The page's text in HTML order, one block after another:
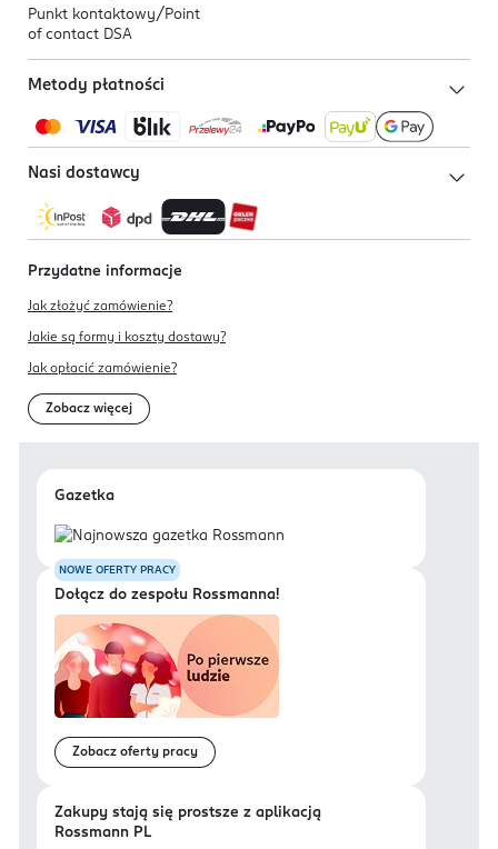
Punkt kontaktowy/ Point
of contact DSA
Metody płatności
Nasi dostawcy
Przydatne informacje
Jak złożyć zamówienie?
Jakie są formy i koszty dostawy?
Jak opłacić zamówienie?
Zobacz więcej
Gazetka
NOWE OFERTY PRACY
Dołącz do zespołu Rossmanna!
Zobacz oferty pracy
Zakupy stają się prostsze z aplikacją
Rossmann PL